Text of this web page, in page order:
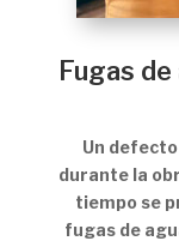
Fugas
Un
durante la
tiempo se
fugas de